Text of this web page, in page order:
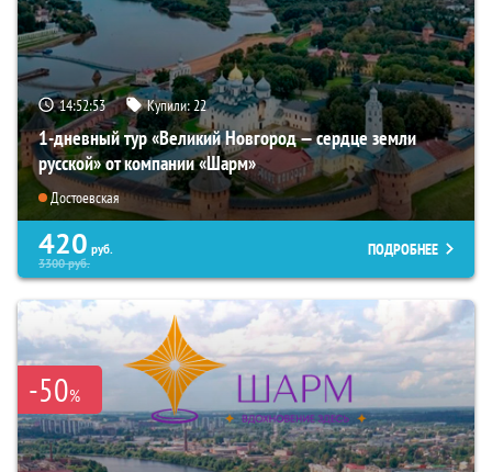
14:52:52 Купили:22
1-дневный тур «Великий Новгород — сердце земли
русской» от компании «Шарм»
Достоевская
420 руб.
3300руб.
ПОДРОБНЕЕ
-50%